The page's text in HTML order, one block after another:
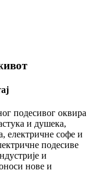
подесивог оквира
и душека,
електричне софе и
подесиве
и
нове и